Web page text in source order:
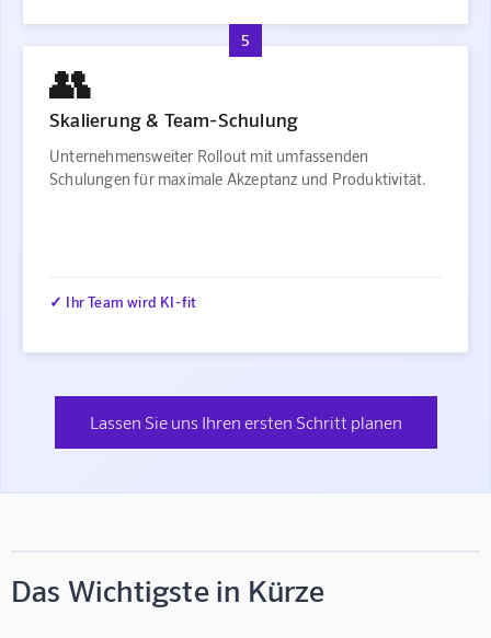
5
👥
Skalierung & Team-Schulung
Unternehmensweiter Rollout mit umfassenden
Schulungen für maximale Akzeptanz und Produktivität.
✓ Ihr Team wird KI-fit
Lassen Sie uns Ihren ersten Schritt planen
Das Wichtigste in Kürze